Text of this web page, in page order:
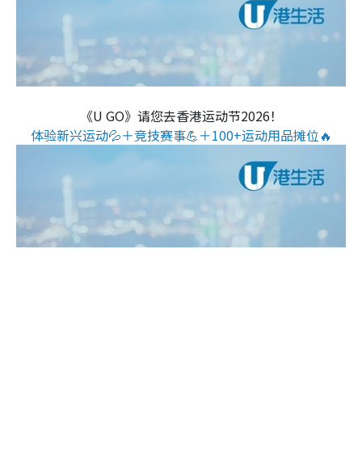
《U GO》请您去香港运动节2026！
体验新兴运动💦＋竞技赛事💪＋100+运动用品摊位🔥